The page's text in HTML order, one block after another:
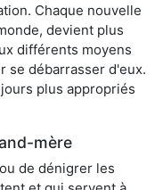
Chaque nouvelle
devient plus
différents moyens
se débarrasser d'eux.
plus appropriés
mère
de dénigrer les